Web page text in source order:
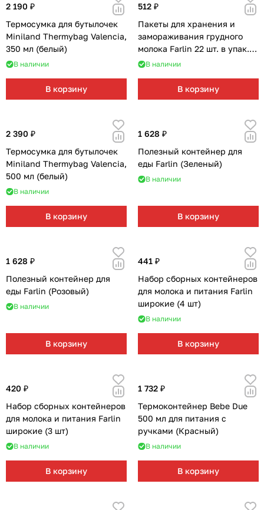
2 190 ₽
Термосумка для бутылочек
Miniland Thermybag Valencia,
350 мл (белый)
В наличии
В корзину
512 ₽
Пакеты для хранения и
замораживания грудного
молока Farlin 22 шт. в упак.
(200 мл)
В наличии
В корзину
2 390 ₽
Термосумка для бутылочек
Miniland Thermybag Valencia,
500 мл (белый)
В наличии
В корзину
1 628 ₽
Полезный контейнер для
еды Farlin (Зеленый)
В наличии
В корзину
1 628 ₽
Полезный контейнер для
еды Farlin (Розовый)
В наличии
В корзину
441 ₽
Набор сборных контейнеров
для молока и питания Farlin
широкие (4 шт)
В наличии
В корзину
420 ₽
Набор сборных контейнеров
для молока и питания Farlin
широкие (3 шт)
В наличии
В корзину
1 732 ₽
Термоконтейнер Bebe Due
500 мл для питания с
ручками (Красный)
В наличии
В корзину
Мягкая мебель 36
Манежи
Шезлонги и электрокачели
Увлажнители воздуха
Подвесные игрушки и растяжки 111
Спортивные комплексы и инвентарь
Творчество
Хранение игрушек
38